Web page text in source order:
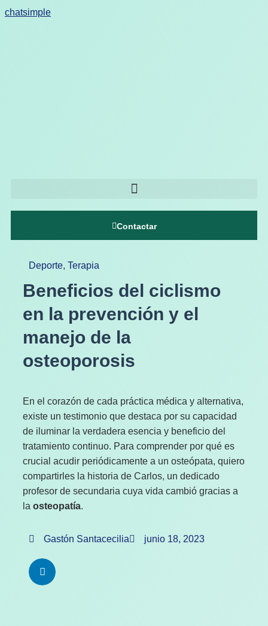
chatsimple
Contactar
Deporte, Terapia
Beneficios del ciclismo
en la prevención y el
manejo de la
osteoporosis
En el corazón de cada práctica médica y alternativa,
existe un testimonio que destaca por su capacidad
de iluminar la verdadera esencia y beneficio del
tratamiento continuo. Para comprender por qué es
crucial acudir periódicamente a un osteópata, quiero
compartirles la historia de Carlos, un dedicado
profesor de secundaria cuya vida cambió gracias a
la osteopatía.
Gastón Santacecilia junio 18, 2023